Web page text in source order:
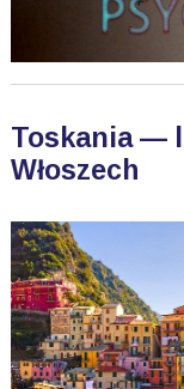
Toskania —
Włoszech